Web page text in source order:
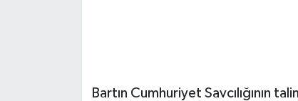
Bartın Cumhuriyet Savcılığının